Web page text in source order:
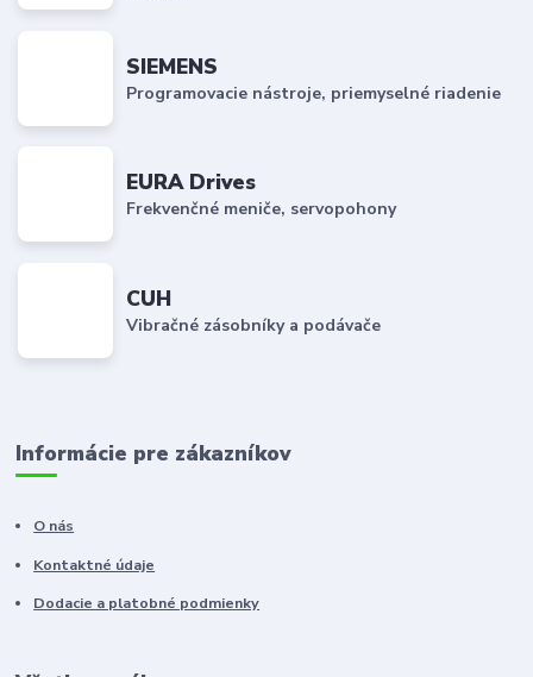
SIEMENS
Programovacie nástroje, priemyselné riadenie
EURA Drives
Frekvenčné meniče, servopohony
CUH
Vibračné zásobníky a podávače
Informácie pre zákazníkov
O nás
Kontaktné údaje
Dodacie a platobné podmienky